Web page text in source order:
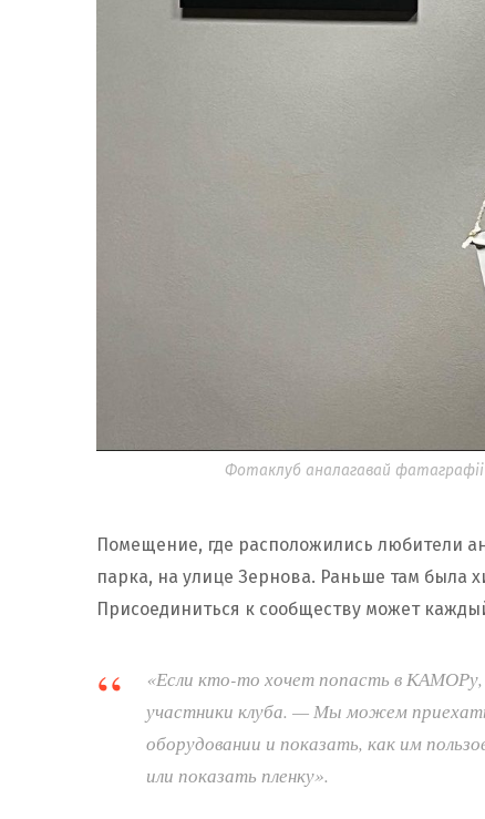
Фотаклуб аналагавай
Помещение, где расположились любители
парка, на улице Зернова. Раньше там была
Присоединиться к сообществу может
«Если кто-то хочет попасть в
участники клуба. — Мы можем
оборудовании и показать, как им
или показать пленку».